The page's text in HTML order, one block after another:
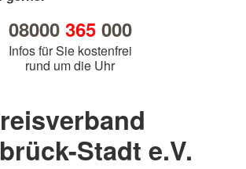
08000 365000
Infos für Sie kostenfrei
rund um die Uhr
Stadt e.V.